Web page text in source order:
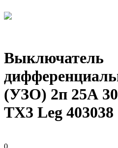
Выключатель
(УЗО) 2п 25А
TX3 Leg 403038
0